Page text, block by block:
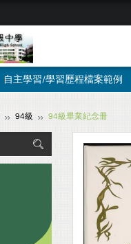
自主學習/學習歷程檔案範例
94級 94級畢業紀念冊